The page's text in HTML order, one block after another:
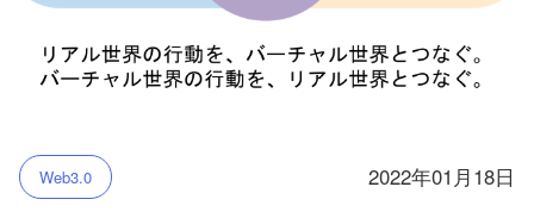
Web3.0 2022年01月18日